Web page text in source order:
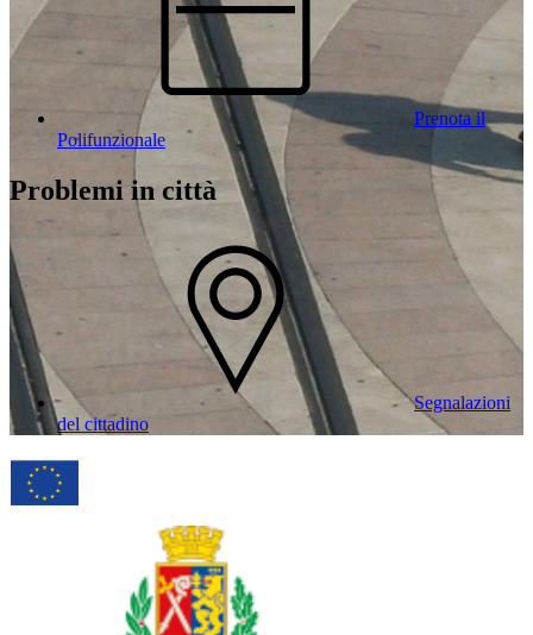
Prenota il
Polifunzionale
Problemi in città
Segnalazioni
del cittadino